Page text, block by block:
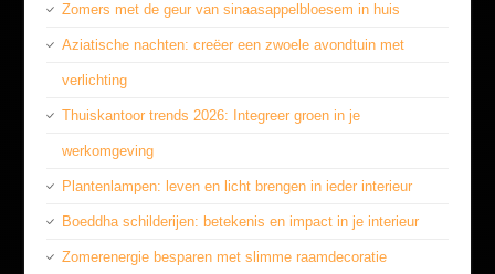
Zomers met de geur van sinaasappelbloesem in huis
Aziatische nachten: creëer een zwoele avondtuin met
verlichting
Thuiskantoor trends 2026: Integreer groen in je
werkomgeving
Plantenlampen: leven en licht brengen in ieder interieur
Boeddha schilderijen: betekenis en impact in je interieur
Zomerenergie besparen met slimme raamdecoratie